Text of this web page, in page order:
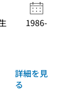
1986-
詳細を見
る